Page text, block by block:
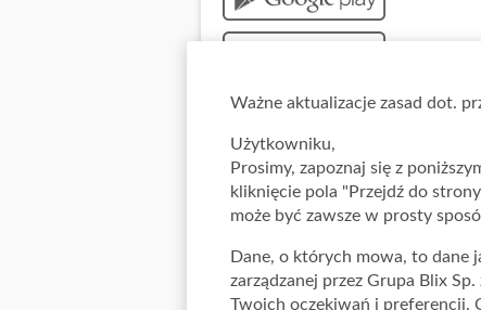
Ważne aktualizacje zasad dot.
Użytkowniku,
Prosimy, zapoznaj się z
kliknięcie pola "Przejdź do
może być zawsze w prosty
Dane, o których mowa, to dane
zarządzanej przez Grupa Blix
Twoich oczekiwań i preferencji.